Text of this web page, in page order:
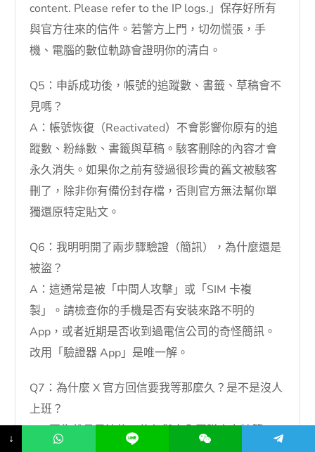
content. Please refer to the IP logs.」保存好所有
與官方往來的信件。若警方上門，切勿慌張，手
機、電腦的數位軌跡會證明你的清白。
Q5：申訴成功後，帳號的追蹤數、書籤、草稿會不
見嗎？
A：帳號恢復（Reactivated）不會影響你原有的追
蹤數、粉絲數、書籤與草稿。駭客刪除的內容才會
永久消失。如果你之前有發過很珍貴的舊文被駭客
刪了，除非你有備份封存檔，否則官方無法幫你單
獨還原特定貼文。
Q6：我明明開了兩步驟驗證（簡訊），為什麼還是
被盜？
A：這通常是被「中間人攻擊」或「SIM 卡複
製」。請檢查你的手機是否有安裝來路不明的
App，或者近期是否收到過電信公司的奇怪簡訊。
改用「驗證器 App」是唯一解。
Q7：為什麼 X 官方回信要我等那麼久？是不是沒人
上班？
A：因為裁員風波後，信任與安全團隊人力精簡，
↓